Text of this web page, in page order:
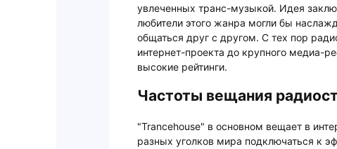
увлеченных транс-музыкой. Идея
любители этого жанра могли бы
общаться друг с другом. С тех пор
интернет-проекта до крупного медиа-
высокие рейтинги.
Частоты вещания
"Trancehouse" в основном вещает в
разных уголков мира подключаться к